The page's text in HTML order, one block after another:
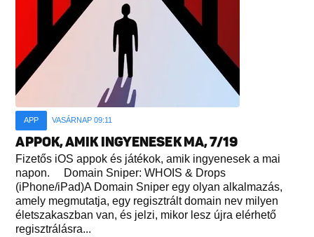
APP VASÁRNAP 09:11
APPOK, AMIK INGYENESEK MA, 7/19
Fizetős iOS appok és játékok, amik ingyenesek a mai
napon. Domain Sniper: WHOIS & Drops
(iPhone/iPad)A Domain Sniper egy olyan alkalmazás,
amely megmutatja, egy regisztrált domain nev milyen
életszakaszban van, és jelzi, mikor lesz újra elérhető
regisztrálásra...